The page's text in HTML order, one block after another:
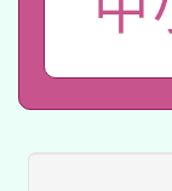
動
桃
開
招
適